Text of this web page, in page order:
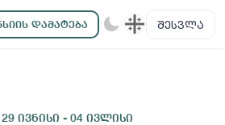
ᲓᲐᲛᲐᲢᲔᲑᲐ ᲨᲔᲡᲕᲚᲐ
29 ივნისი - 04 ივლისი